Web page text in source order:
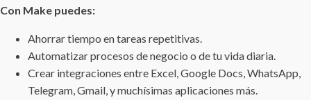
Con Make puedes:
Ahorrar tiempo en tareas repetitivas.
Automatizar procesos de negocio o de tu vida diaria.
Crear integraciones entre Excel, Google Docs, WhatsApp,
Telegram, Gmail, y muchísimas aplicaciones más.